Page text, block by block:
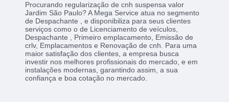
Procurando regularização de cnh suspensa valor
Jardim São Paulo? A Mega Service atua no segmento
de Despachante , e disponibiliza para seus clientes
serviços como o de Licenciamento de veículos,
Despachante , Primeiro emplacamento, Emissão de
crlv, Emplacamentos e Renovação de cnh. Para uma
maior satisfação dos clientes, a empresa busca
investir nos melhores profissionais do mercado, e em
instalações modernas, garantindo assim, a sua
confiança e boa cotação no mercado.